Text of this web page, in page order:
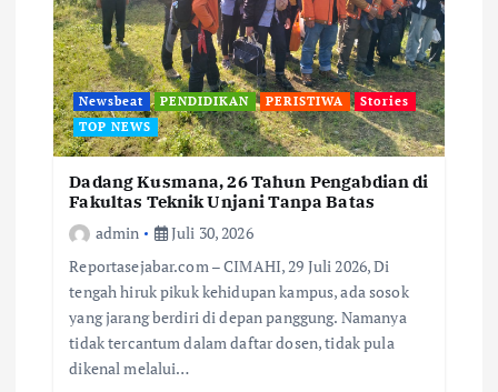
Newsbeat PENDIDIKAN PERISTIWA
Stories
TOP NEWS
Dadang Kusmana, 26 Tahun Pengabdian di
Fakultas Teknik Unjani Tanpa Batas
admin
Juli 30, 2026
Reportasejabar.com – CIMAHI, 29 Juli 2026, Di
tengah hiruk pikuk kehidupan kampus, ada sosok
yang jarang berdiri di depan panggung. Namanya
tidak tercantum dalam daftar dosen, tidak pula
dikenal melalui…